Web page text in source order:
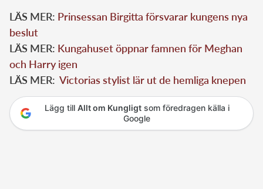
LÄS MER: Prinsessan Birgitta försvarar kungens nya
beslut
LÄS MER: Kungahuset öppnar famnen för Meghan
och Harry igen
LÄS MER: Victorias stylist lär ut de hemliga knepen
Lägg till Allt om Kungligtsom föredragen källa i
Google